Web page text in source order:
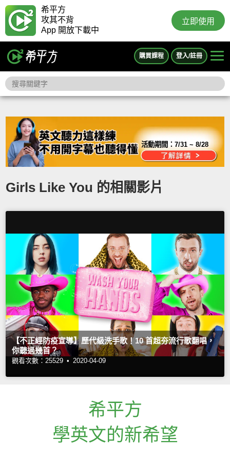
希平方
攻其不背
App 開放下載中
立即使用
購買課程 登入/註冊
活動期間：7/31 ~ 8/28
Girls Like You 的相關影片
【不正經防疫宣導】歷代級洗手歌！10 首超夯流行歌翻唱，
你聽過幾首？
觀看次數：25529 • 2020-04-09
希平方
學英文的新希望